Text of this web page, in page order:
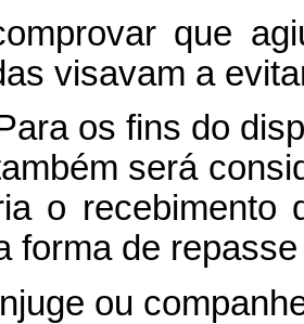
que
visavam a
os fins do
será
o recebimento
forma de
ou